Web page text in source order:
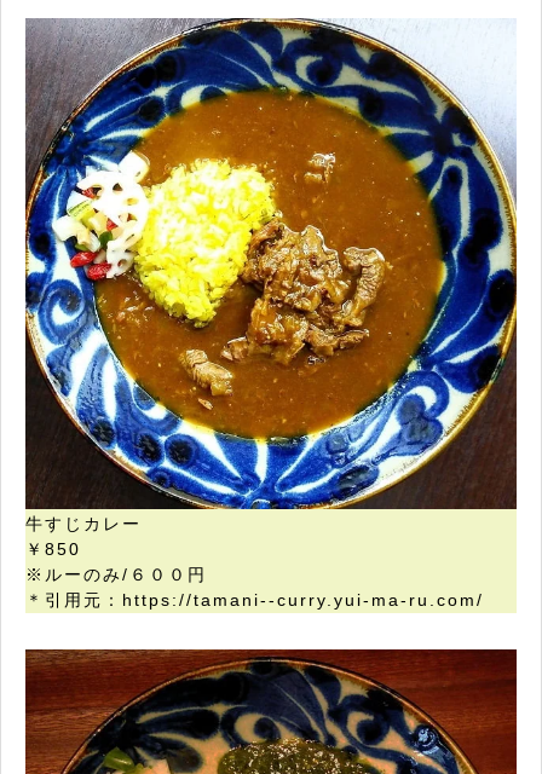
牛すじカレー
￥850
※ルーのみ/６００円
＊引用元：https://tamani--curry.yui-ma-ru.com/